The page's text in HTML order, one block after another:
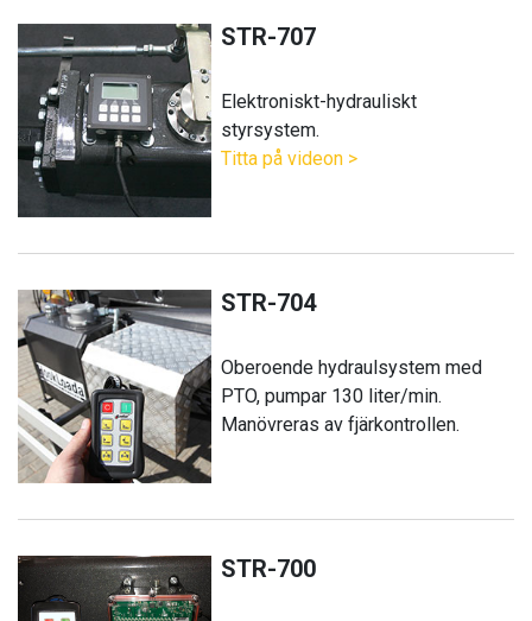
STR-707
Elektroniskt-hydrauliskt
styrsystem.
Titta på videon >
STR-704
Oberoende hydraulsystem med
PTO, pumpar 130 liter/min.
Manövreras av fjärkontrollen.
STR-700